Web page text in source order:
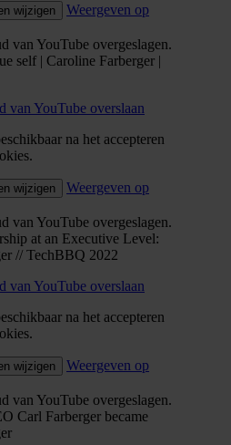
wijzigen
Weergeven op
van YouTube overgeslagen.
self | Caroline Farberger |
van YouTube overslaan
na het accepteren
wijzigen
Weergeven op
van YouTube overgeslagen.
at an Executive Level:
// TechBBQ 2022
van YouTube overslaan
na het accepteren
wijzigen
Weergeven op
van YouTube overgeslagen.
Carl Farberger became